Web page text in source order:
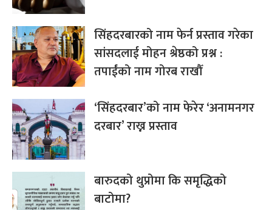
सिंहदरबारको नाम फेर्न प्रस्ताव गरेका
सांसदलाई मोहन श्रेष्ठको प्रश्न :
तपाईंको नाम गोरब राखौँ
‘सिंहदरबार’को नाम फेरेर ‘अनामनगर
दरबार’ राख्न प्रस्ताव
बारुदको थुप्रोमा कि समृद्धिको
बाटोमा?